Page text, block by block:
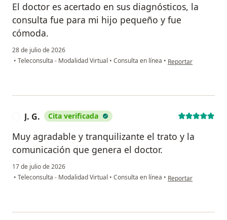
El doctor es acertado en sus diagnósticos, la
consulta fue para mi hijo pequeño y fue
cómoda.
28 de julio de 2026
• Teleconsulta - Modalidad Virtual • Consulta en línea • en opinión del
Reportar
J. G. Cita verificada
Muy agradable y tranquilizante el trato y la
comunicación que genera el doctor.
17 de julio de 2026
• Teleconsulta - Modalidad Virtual • Consulta en línea • en opinión del
Reportar